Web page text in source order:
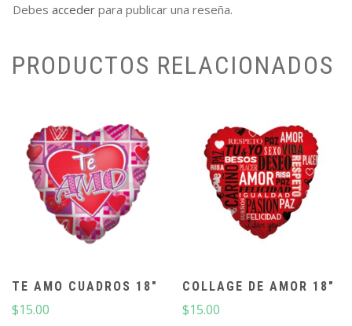
Debes acceder para publicar una reseña.
PRODUCTOS RELACIONADOS
TE AMO CUADROS 18″
$15.00
COLLAGE DE AMOR 18″
$15.00